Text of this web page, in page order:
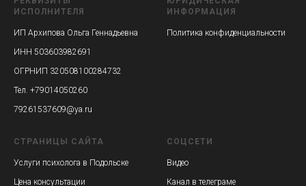
ИСПОЛНИТЕЛЯ
ИП Архипова Ольга Геннадьевна
ИНН 503603982691
ОГРНИП 320508100284732
Тел. +79014050260
79261537609@ya.ru
ИНФОРМАЦИЯ
Политика конфиденциальности
СТРАНИЦЫ САЙТА
Услуги психолога в Подольске
Цена консультации
СОЦСЕТИ
Видео
Канал в телеграме